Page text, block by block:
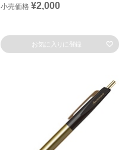
小売価格 ¥2,000
お気に入りに登録